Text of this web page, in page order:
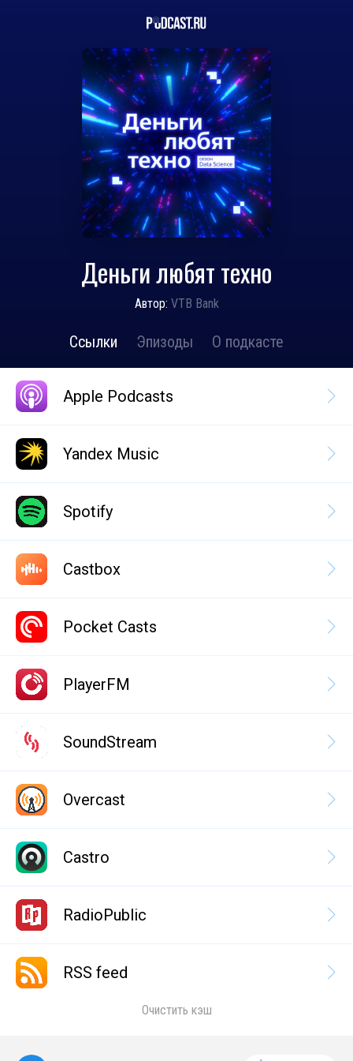
Деньги любят техно
Автор: VTB Bank
Ссылки Эпизоды О подкасте
Apple Podcasts
Yandex Music
Spotify
Castbox
Pocket Casts
PlayerFM
SoundStream
Overcast
Castro
RadioPublic
RSS feed
Очистить кэш